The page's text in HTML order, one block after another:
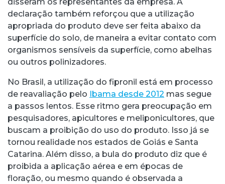
disseram os representantes da empresa. A
declaração também reforçou que a utilização
apropriada do produto deve ser feita abaixo da
superfície do solo, de maneira a evitar contato com
organismos sensíveis da superfície, como abelhas
ou outros polinizadores.
No Brasil, a utilização do fipronil está em processo
de reavaliação pelo
Ibama desde 2012 mas segue
a passos lentos. Esse ritmo gera preocupação em
pesquisadores, apicultores e meliponicultores, que
buscam a proibição do uso do produto. Isso já se
tornou realidade nos estados de Goiás e Santa
Catarina. Além disso, a bula do produto diz que é
proibida a aplicação aérea e em épocas de
floração, ou mesmo quando é observada a